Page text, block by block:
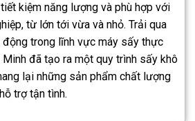
kiệm năng lượng và phù hợp với
từ lớn tới vừa và nhỏ. Trải qua
trong lĩnh vực máy sấy thực
đã tạo ra một quy trình sấy khô
lại những sản phẩm chất lượng
trợ tận tình.